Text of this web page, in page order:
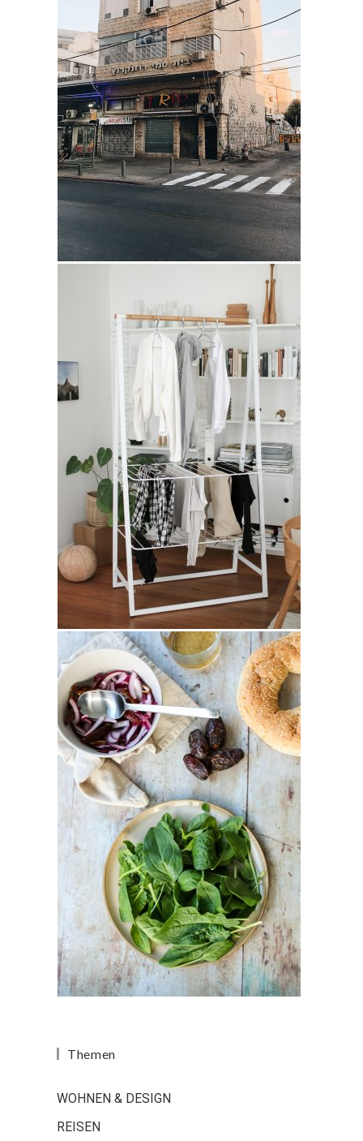
Themen
WOHNEN & DESIGN
REISEN